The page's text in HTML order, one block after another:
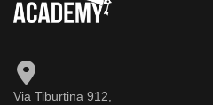
Via Tiburtina 912,